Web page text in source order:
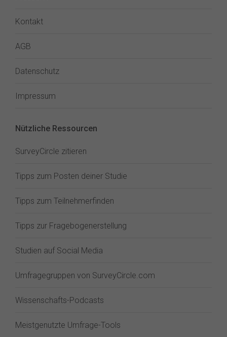
Kontakt
AGB
Datenschutz
Impressum
Nützliche Ressourcen
SurveyCircle zitieren
Tipps zum Posten deiner Studie
Tipps zum Teilnehmerfinden
Tipps zur Fragebogenerstellung
Studien auf Social Media
Umfragegruppen von SurveyCircle.com
Wissenschafts-Podcasts
Meistgenutzte Umfrage-Tools